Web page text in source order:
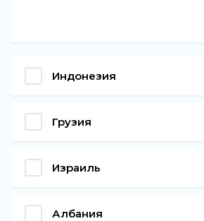
Индонезия
Грузия
Израиль
Албания